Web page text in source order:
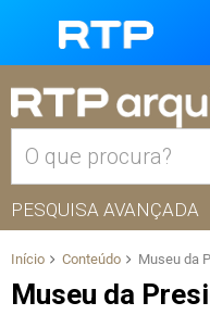
PESQUISA AVANÇADA
Início Conteúdo Museu da
Museu da